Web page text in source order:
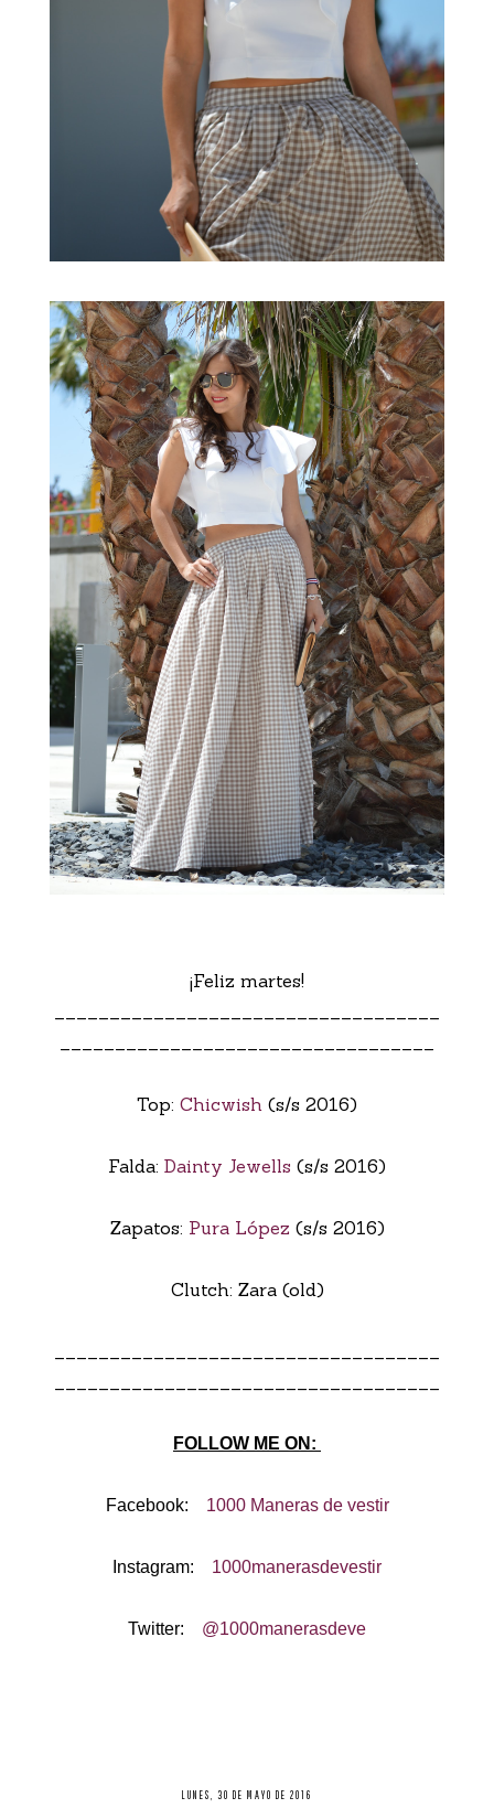
¡Feliz martes!
Top: Chicwish (s/s 2016)
Falda: Dainty Jewells (s/s 2016)
Zapatos: Pura López (s/s 2016)
Clutch: Zara (old)
FOLLOW ME ON:
Facebook: 1000 Maneras de vestir
Instagram: 1000manerasdevestir
Twitter: @1000manerasdeve
LUNES, 30 DE MAYO DE 2016